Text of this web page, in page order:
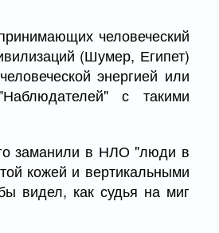
человеческий
(Шумер, Египет)
энергией или
с такими
заманили в НЛО "люди в
кожей и вертикальными
видел, как судья на миг